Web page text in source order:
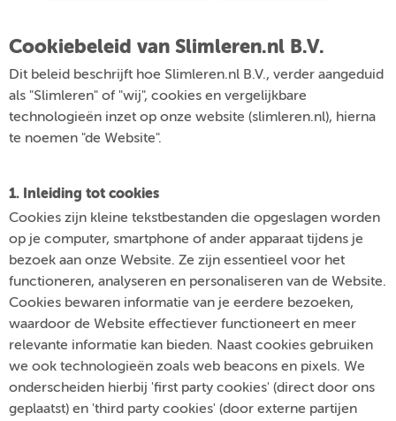
Cookiebeleid van Slimleren.nl B.V.
Dit beleid beschrijft hoe Slimleren.nl B.V., verder aangeduid
als "Slimleren" of "wij", cookies en vergelijkbare
technologieën inzet op onze website (slimleren.nl), hierna
te noemen "de Website".
1. Inleiding tot cookies
Cookies zijn kleine tekstbestanden die opgeslagen worden
op je computer, smartphone of ander apparaat tijdens je
bezoek aan onze Website. Ze zijn essentieel voor het
functioneren, analyseren en personaliseren van de Website.
Cookies bewaren informatie van je eerdere bezoeken,
waardoor de Website effectiever functioneert en meer
relevante informatie kan bieden. Naast cookies gebruiken
we ook technologieën zoals web beacons en pixels. We
onderscheiden hierbij 'first party cookies' (direct door ons
geplaatst) en 'third party cookies' (door externe partijen